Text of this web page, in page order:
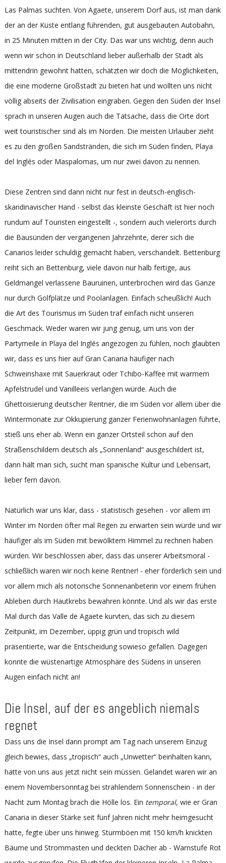
Las Palmas suchten. Von Agaete, unserem Dorf aus, ist man dank
der an der Küste entlang führenden, gut ausgebauten Autobahn,
in 25 Minuten mitten in der City. Das war uns wichtig, denn auch
wenn wir schon in Deutschland lieber außerhalb der Stadt als
mittendrin gewohnt hatten, schätzten wir doch die Möglichkeiten,
die eine moderne Großstadt zu bieten hat und wollten uns nicht
völlig abseits der Zivilisation eingraben. Gegen den Süden der Insel
sprach in unseren Augen auch die Tatsache, dass die Orte dort
weit touristischer sind als im Norden. Die meisten Urlauber zieht
es zu den großen Sandstränden, die sich im Süden finden, Playa
del Inglés oder Maspalomas, um nur zwei davon zu nennen.
Diese Zentren sind dann nicht nur fest in deutsch-englisch-
skandinavischer Hand - selbst das kleinste Geschäft ist hier noch
rundum auf Touristen eingestellt -, sondern auch vielerorts durch
die Bausünden der vergangenen Jahrzehnte, derer sich die
Canarios leider schuldig gemacht haben, verschandelt. Bettenburg
reiht sich an Bettenburg, viele davon nur halb fertige, aus
Geldmangel verlassene Bauruinen, unterbrochen wird das Ganze
nur durch Golfplätze und Poolanlagen. Einfach scheußlich! Auch
die Art des Tourismus im Süden traf einfach nicht unseren
Geschmack. Weder waren wir jung genug, um uns von der
Partymeile in Playa del Inglés angezogen zu fühlen, noch glaubten
wir, dass es uns hier auf Gran Canaria häufiger nach
Schweinshaxe mit Sauerkraut oder Tchibo-Kaffee mit warmem
Apfelstrudel und Vanilleeis verlangen würde. Auch die
Ghettoisierung deutscher Rentner, die im Süden vor allem über die
Wintermonate zur Okkupierung ganzer Ferienwohnanlagen führte,
stieß uns eher ab. Wenn ein ganzer Ortsteil schon auf den
Straßenschildern deutsch als „Sonnenland“ ausgeschildert ist,
dann hält man sich, sucht man spanische Kultur und Lebensart,
lieber fern davon.
Natürlich war uns klar, dass - statistisch gesehen - vor allem im
Winter im Norden öfter mal Regen zu erwarten sein würde und wir
häufiger als im Süden mit bewölktem Himmel zu rechnen haben
würden. Wir beschlossen aber, dass das unserer Arbeitsmoral -
schließlich waren wir noch keine Rentner! - eher förderlich sein und
vor allem mich als notorische Sonnenanbeterin vor einem frühen
Ableben durch Hautkrebs bewahren könnte. Und als wir das erste
Mal durch das Valle de Agaete kurvten, das sich zu diesem
Zeitpunkt, im Dezember, üppig grün und tropisch wild
präsentierte, war die Entscheidung sowieso gefallen. Dagegen
konnte die wüstenartige Atmosphäre des Südens in unseren
Augen einfach nicht an!
Die Insel, auf der es angeblich niemals
regnet
Dass uns die Insel dann prompt am Tag nach unserem Einzug
gleich bewies, dass „tropisch“ auch „Unwetter“ beinhalten kann,
hätte von uns aus jetzt nicht sein müssen. Gelandet waren wir an
einem Novembersonntag bei strahlendem Sonnenschein - in der
Nacht zum Montag brach die Hölle los. Ein temporal, wie er Gran
Canaria in dieser Stärke seit fünf Jahren nicht mehr heimgesucht
hatte, fegte über uns hinweg. Sturmböen mit 150 km/h knickten
Bäume und Strommasten und deckten Dächer ab - Warnstufe Rot